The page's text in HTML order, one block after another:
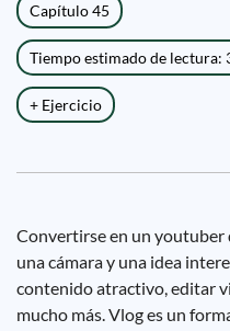
Capítulo 45
Tiempo estimado de lectura:
+ Ejercicio
Convertirse en un youtuber
una cámara y una idea
contenido atractivo, editar
mucho más. Vlog es un